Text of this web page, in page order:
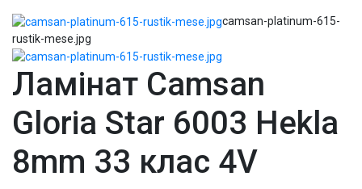
camsan-platinum-615-
rustik-mese.jpg
Ламінат Camsan
Gloria Star 6003 Hekla
8mm 33 клас 4V